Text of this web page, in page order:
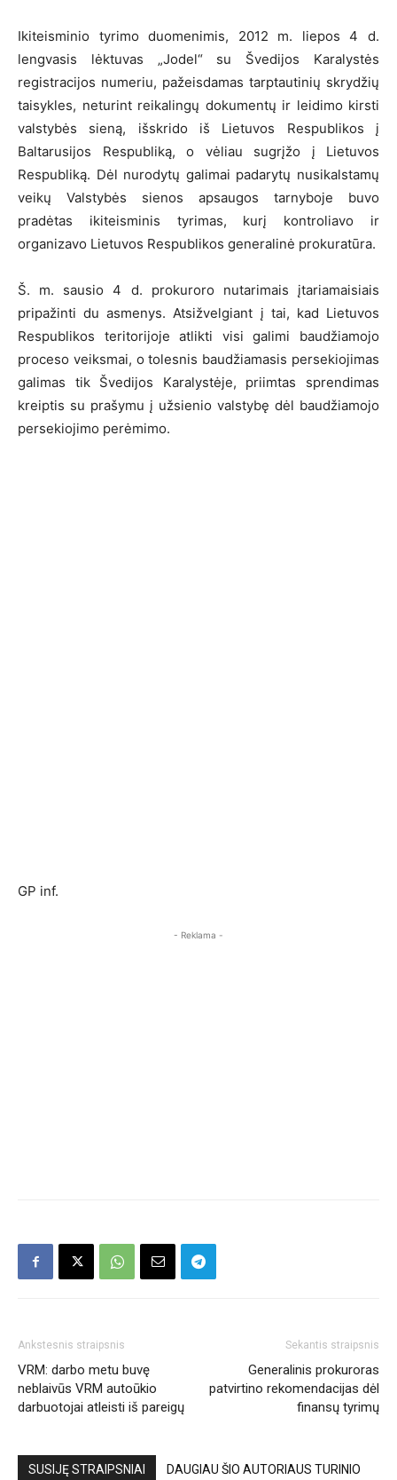
Ikiteisminio tyrimo duomenimis, 2012 m. liepos 4 d.
lengvasis lėktuvas „Jodel“ su Švedijos Karalystės
registracijos numeriu, pažeisdamas tarptautinių skrydžių
taisykles, neturint reikalingų dokumentų ir leidimo kirsti
valstybės sieną, išskrido iš Lietuvos Respublikos į
Baltarusijos Respubliką, o vėliau sugrįžo į Lietuvos
Respubliką. Dėl nurodytų galimai padarytų nusikalstamų
veikų Valstybės sienos apsaugos tarnyboje buvo
pradėtas ikiteisminis tyrimas, kurį kontroliavo ir
organizavo Lietuvos Respublikos generalinė prokuratūra.
Š. m. sausio 4 d. prokuroro nutarimais įtariamaisiais
pripažinti du asmenys. Atsižvelgiant į tai, kad Lietuvos
Respublikos teritorijoje atlikti visi galimi baudžiamojo
proceso veiksmai, o tolesnis baudžiamasis persekiojimas
galimas tik Švedijos Karalystėje, priimtas sprendimas
kreiptis su prašymu į užsienio valstybę dėl baudžiamojo
persekiojimo perėmimo.
GP inf.
- Reklama -
Ankstesnis straipsnis
VRM: darbo metu buvę
neblaivūs VRM autoūkio
darbuotojai atleisti iš pareigų
Sekantis straipsnis
Generalinis prokuroras
patvirtino rekomendacijas dėl
finansų tyrimų
SUSIJĘ STRAIPSNIAI DAUGIAU ŠIO AUTORIAUS TURINIO